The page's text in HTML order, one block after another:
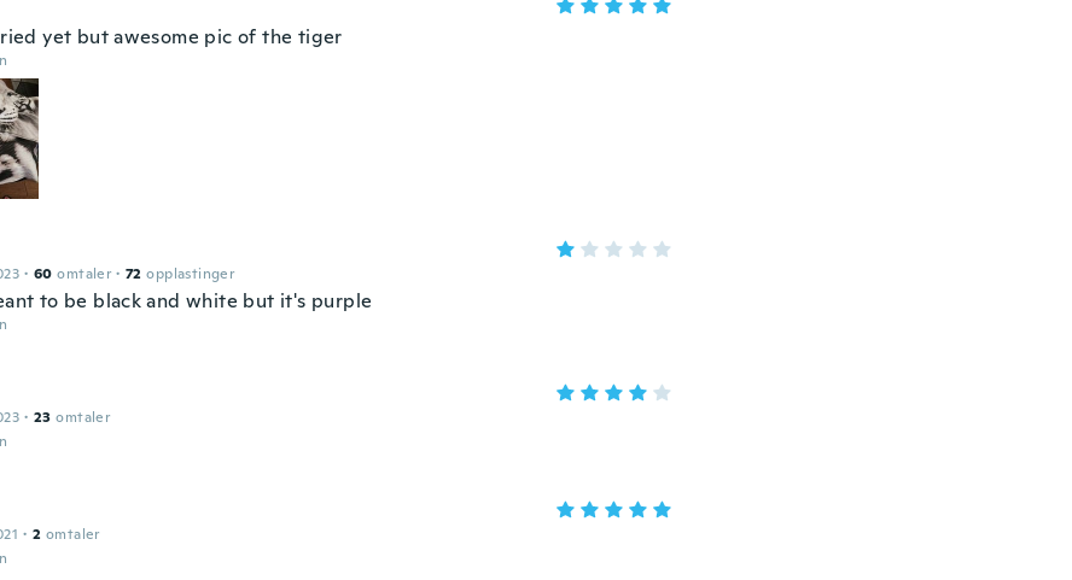
yet but awesome pic of the tiger
· 60 omtaler · 72 opplastinger
to be black and white but it's purple
· 23 omtaler
· 2 omtaler